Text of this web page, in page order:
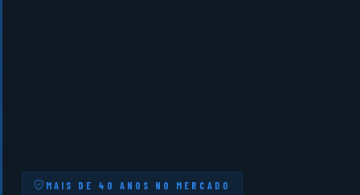
MAIS DE 40 ANOS NO MERCADO